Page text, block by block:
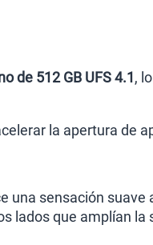
de 512 GB UFS 4.1,
la apertura de
una sensación
lados que amplían la